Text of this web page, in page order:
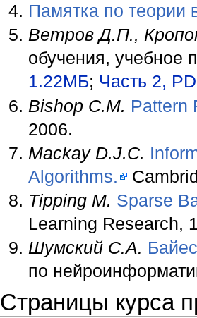
Памятка по теории
Ветров Д.П.,
обучения, учебное
1.22МБ; Часть 2,
Bishop C.M. Pattern
2006.
Mackay D.J.C.
Algorithms.
Tipping M. Sparse
Learning Research,
Шумский С.А.
по
Страницы курса